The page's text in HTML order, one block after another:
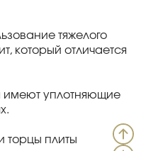
тяжелого
который отличается
имеют уплотняющие
торцы плиты